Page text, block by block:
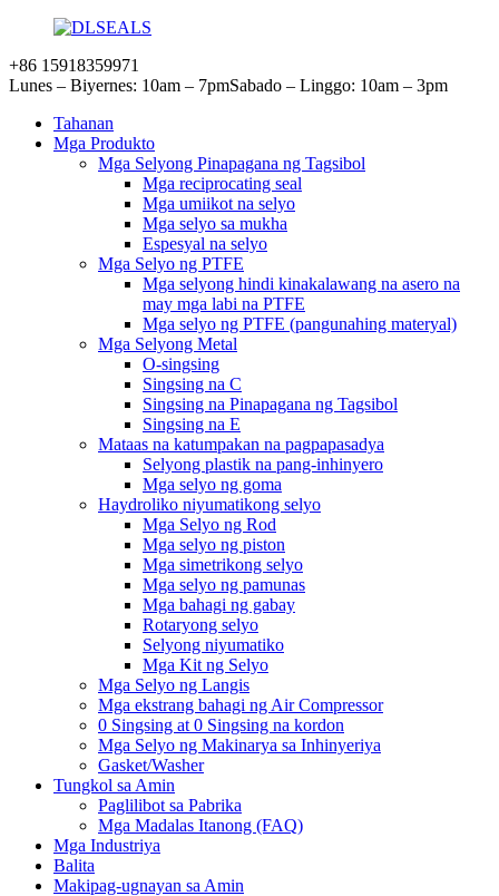
+86 15918359971
Lunes – Biyernes: 10am – 7pmSabado – Linggo: 10am – 3pm
Tahanan
Mga Produkto
Mga Selyong Pinapagana ng Tagsibol
Mga reciprocating seal
Mga umiikot na selyo
Mga selyo sa mukha
Espesyal na selyo
Mga Selyo ng PTFE
Mga selyong hindi kinakalawang na asero na
may mga labi na PTFE
Mga selyo ng PTFE (pangunahing materyal)
Mga Selyong Metal
O-singsing
Singsing na C
Singsing na Pinapagana ng Tagsibol
Singsing na E
Mataas na katumpakan na pagpapasadya
Selyong plastik na pang-inhinyero
Mga selyo ng goma
Haydroliko niyumatikong selyo
Mga Selyo ng Rod
Mga selyo ng piston
Mga simetrikong selyo
Mga selyo ng pamunas
Mga bahagi ng gabay
Rotaryong selyo
Selyong niyumatiko
Mga Kit ng Selyo
Mga Selyo ng Langis
Mga ekstrang bahagi ng Air Compressor
0 Singsing at 0 Singsing na kordon
Mga Selyo ng Makinarya sa Inhinyeriya
Gasket/Washer
Tungkol sa Amin
Paglilibot sa Pabrika
Mga Madalas Itanong (FAQ)
Mga Industriya
Balita
Makipag-ugnayan sa Amin